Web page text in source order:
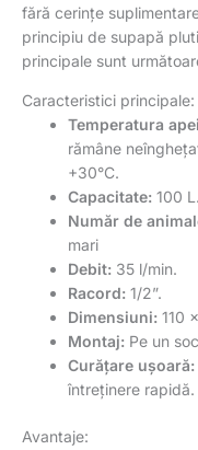
fără cerințe
principiu de supapă
principale sunt
Caracteristici principale:
Temperatura
rămâne
+30°C.
Capacitate: 100 L.
Număr de
mari
Debit: 35 l/min.
Racord: 1/2”.
Dimensiuni: 110
Montaj: Pe un
Curățare ușoară:
întreținere rapidă.
Avantaje: